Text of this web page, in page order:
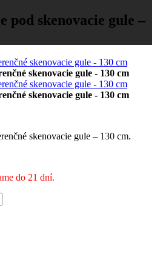
pod skenovacie gule –
skenovacie gule - 130 cm
skenovacie gule - 130 cm
skenovacie gule – 130 cm.
do 21 dní.